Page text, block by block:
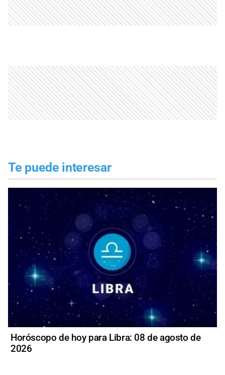
Te puede interesar
Horóscopo de hoy para Libra: 08 de agosto de
2026